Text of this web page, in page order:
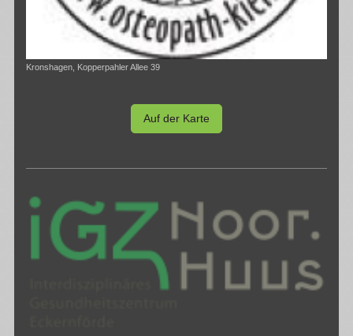
Kronshagen, Kopperpahler Allee 39
Auf der Karte